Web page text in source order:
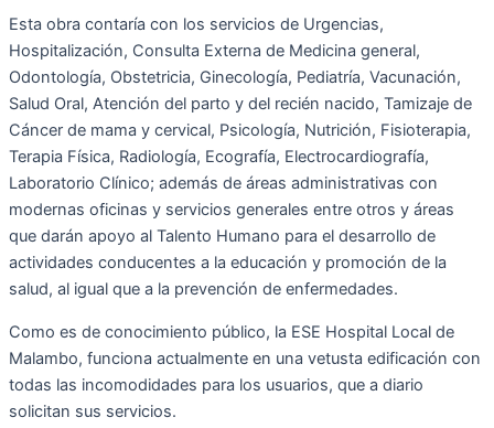
Esta obra contaría con los servicios de Urgencias,
Hospitalización, Consulta Externa de Medicina general,
Odontología, Obstetricia, Ginecología, Pediatría, Vacunación,
Salud Oral, Atención del parto y del recién nacido, Tamizaje de
Cáncer de mama y cervical, Psicología, Nutrición, Fisioterapia,
Terapia Física, Radiología, Ecografía, Electrocardiografía,
Laboratorio Clínico; además de áreas administrativas con
modernas oficinas y servicios generales entre otros y áreas
que darán apoyo al Talento Humano para el desarrollo de
actividades conducentes a la educación y promoción de la
salud, al igual que a la prevención de enfermedades.
Como es de conocimiento público, la ESE Hospital Local de
Malambo, funciona actualmente en una vetusta edificación con
todas las incomodidades para los usuarios, que a diario
solicitan sus servicios.